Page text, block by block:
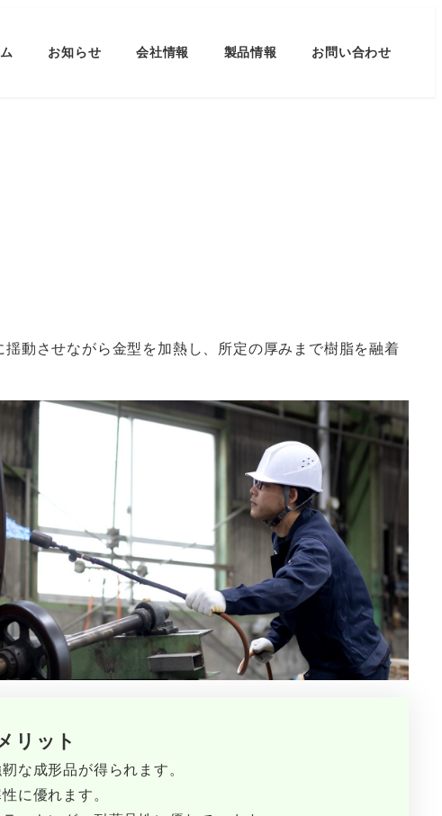
お知らせ 会社情報 製品情報 お問い合わせ
動させながら金型を加熱し、所定の厚みまで樹脂を融着
リット
な成形品が得られます。
に優れます。